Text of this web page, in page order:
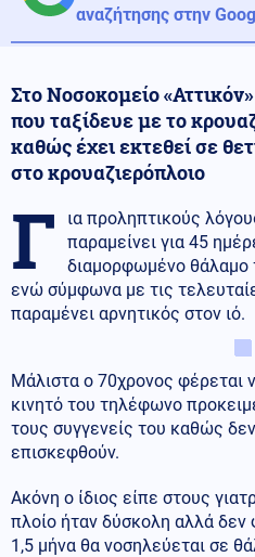
αναζήτησης στην
Στο Νοσοκομείο
που ταξίδευε με το
καθώς έχει εκτεθεί σε
στο κρουαζιερόπλοιο
Γ
ια προληπτικούς
παραμείνει για 45
διαμορφωμένο θάλαμο
ενώ σύμφωνα με τις
παραμένει αρνητικός στον ιό.
Μάλιστα ο 70χρονος φέρεται
κινητό του τηλέφωνο
τους συγγενείς του καθώς
επισκεφθούν.
Ακόνη ο ίδιος είπε στους
πλοίο ήταν δύσκολη αλλά δεν
1,5 μήνα θα νοσηλεύεται σε